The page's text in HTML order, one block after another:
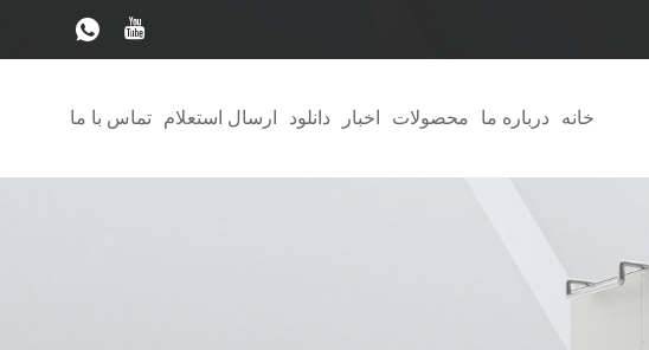
خانه درباره ما محصولات اخبار دانلود ارسال استعلام تماس با ما